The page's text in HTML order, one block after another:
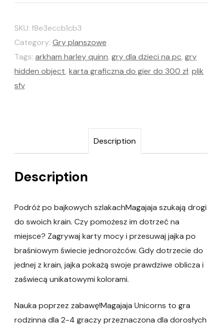
SKU: f8e3eccb1cb3
Category: Gry planszowe
Tags: arkham harley quinn, gry dla dzieci na pc, gry
hidden object, karta graficzna do gier do 300 zł, plik
sfv
Description
Description
Podróż po bajkowych szlakachMagajaja szukają drogi
do swoich krain. Czy pomożesz im dotrzeć na
miejsce? Zagrywaj karty mocy i przesuwaj jajka po
braśniowym świecie jednorożców. Gdy dotrzecie do
jednej z krain, jajka pokażą swoje prawdziwe oblicza i
zaświecą unikatowymi kolorami.
Nauka poprzez zabawę!Magajaja Unicorns to gra
rodzinna dla 2-4 graczy przeznaczona dla dorosłych